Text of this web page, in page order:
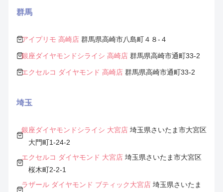
群馬
アイプリモ 高崎店 群馬県高崎市八島町４８-４
銀座ダイヤモンドシライシ 高崎店 群馬県高崎市通町33-2
エクセルコ ダイヤモンド 高崎店 群馬県高崎市通町33-2
埼玉
銀座ダイヤモンドシライシ 大宮店 埼玉県さいたま市大宮区
大門町1-24-2
エクセルコ ダイヤモンド 大宮店 埼玉県さいたま市大宮区
桜木町2-2-1
ラザール ダイヤモンド ブティック大宮店 埼玉県さいたま